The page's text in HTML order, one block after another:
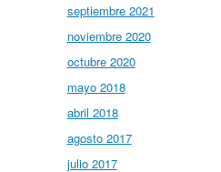
septiembre 2021
noviembre 2020
octubre 2020
mayo 2018
abril 2018
agosto 2017
julio 2017